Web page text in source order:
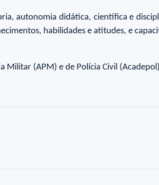
autonomia didática, científica e
habilidades e atitudes, e
Militar (APM) e de Polícia Civil